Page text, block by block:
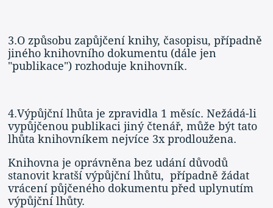
3.O způsobu zapůjčení knihy, časopisu, případně
jiného knihovního dokumentu (dále jen
"publikace") rozhoduje knihovník.
4.Výpůjční lhůta je zpravidla 1 měsíc. Nežádá-li
vypůjčenou publikaci jiný čtenář, může být tato
lhůta knihovníkem nejvíce 3x prodloužena.
Knihovna je oprávněna bez udání důvodů
stanovit kratší výpůjční lhůtu, případně žádat
vrácení půjčeného dokumentu před uplynutím
výpůjční lhůty.